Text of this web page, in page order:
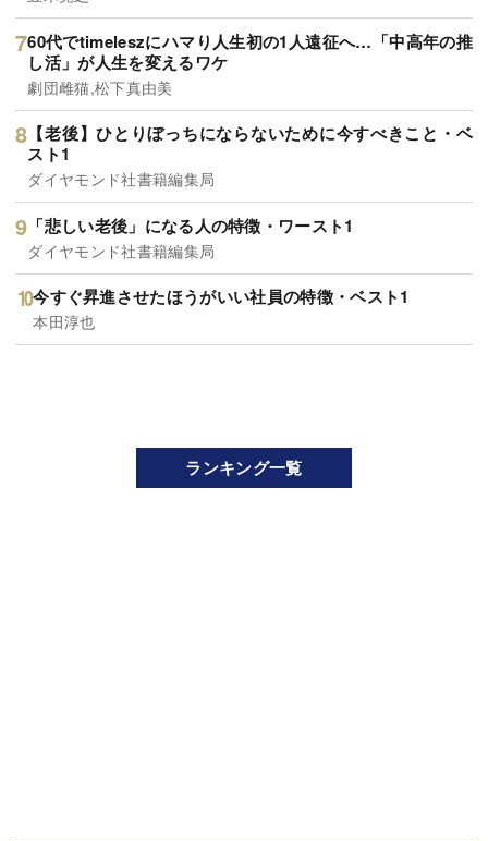
60代でtimeleszにハマり人生初の1人遠征へ…「中高年の推
し活」が人生を変えるワケ
劇団雌猫,松下真由美
【老後】ひとりぼっちにならないために今すべきこと・ベ
スト1
ダイヤモンド社書籍編集局
「悲しい老後」になる人の特徴・ワースト1
ダイヤモンド社書籍編集局
今すぐ昇進させたほうがいい社員の特徴・ベスト1
本田淳也
ランキング一覧